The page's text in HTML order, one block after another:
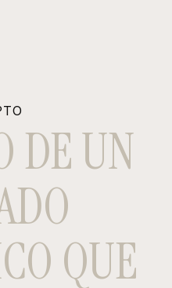
DE UN
QUE